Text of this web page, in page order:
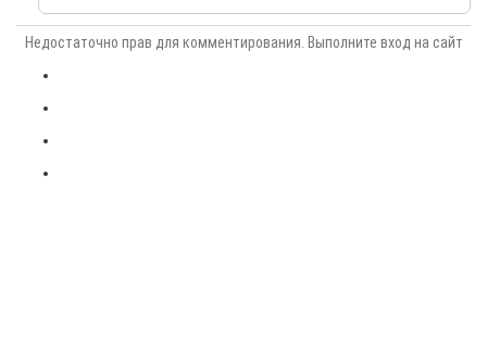
Недостаточно прав для комментирования. Выполните вход на сайт